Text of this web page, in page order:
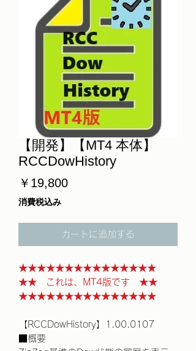
【開発】【MT4 本体】
RCCDowHistory
￥19,800価
消費税込み
カートに追加する
★★★★★★★★★★★★★★★
★★ これは、MT4版です ★★
★★★★★★★★★★★★★★★
【RCCDowHistory】1.00.0107
■概要